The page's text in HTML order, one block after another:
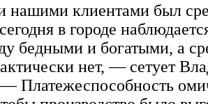
клиентами был
в городе
бедными и богатыми, а
нет, — сетует
Платежеспособность